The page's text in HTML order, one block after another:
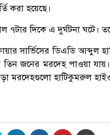
করা হয়েছে।
৭টার দিকে এ দুর্ঘটনা ঘটে।
সার্ভিসের ডিএডি আব্দুল
তিন জনের মরদেহ পাওয়া
মরদেহগুলো হাটিকুমরুল